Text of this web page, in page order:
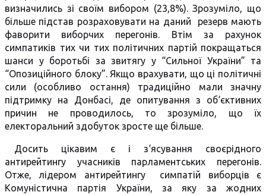
визначились зі своїм вибором (23,8%). Зрозуміло, що
більше підстав розраховувати на даний резерв мають
фаворити виборчих перегонів. Втім за рахунок
симпатиків тих чи тих політичних партій покращаться
шанси у боротьбі за звитягу у “Сильної України” та
“Опозиційного блоку”. Якщо врахувати, що ці політичні
сили (особливо остання) традиційно мали значну
підтримку на Донбасі, де опитування з об‘єктивних
причин не проводилось, то зрозуміло, що їх
електоральний здобуток зросте ще більше.
Досить цікавим є і з‘ясування своєрідного
антирейтингу учасників парламентських перегонів.
Отже, лідером антирейтингу симпатій виборців є
Комуністична партія України, за яку за жодних